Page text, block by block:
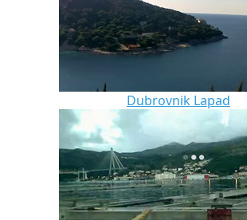
Dubrovnik Lapad